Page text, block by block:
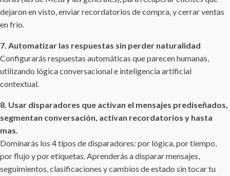
dejaron en visto, enviar recordatorios de compra, y cerrar ventas
en frío.
7. Automatizar las respuestas sin perder naturalidad
Configurarás respuestas automáticas que parecen humanas,
utilizando lógica conversacional e inteligencia artificial
contextual.
8. Usar disparadores que activan el mensajes prediseñados,
segmentan conversación, activan recordatorios y hasta
mas.
Dominarás los 4 tipos de disparadores: por lógica, por tiempo,
por flujo y por etiquetas. Aprenderás a disparar mensajes,
seguimientos, clasificaciones y cambios de estado sin tocar tu